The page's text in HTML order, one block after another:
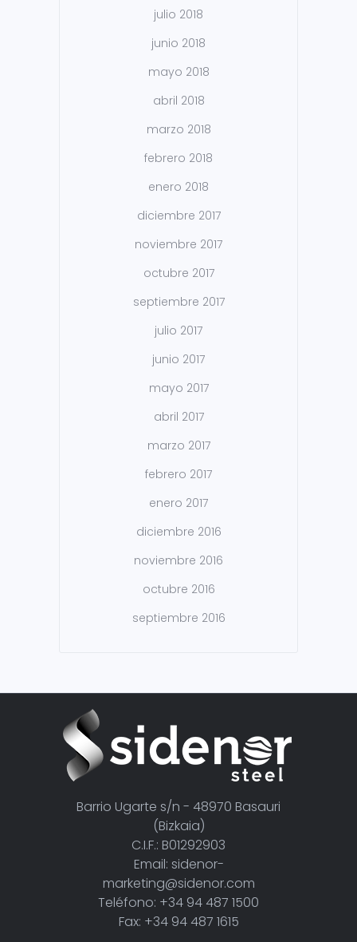
julio 2018
junio 2018
mayo 2018
abril 2018
marzo 2018
febrero 2018
enero 2018
diciembre 2017
noviembre 2017
octubre 2017
septiembre 2017
julio 2017
junio 2017
mayo 2017
abril 2017
marzo 2017
febrero 2017
enero 2017
diciembre 2016
noviembre 2016
octubre 2016
septiembre 2016
Barrio Ugarte s/n - 48970 Basauri
(Bizkaia)
C.I.F.: B01292903
Email: sidenor-
marketing@sidenor.com
Teléfono: +34 94 487 1500
Fax: +34 94 487 1615